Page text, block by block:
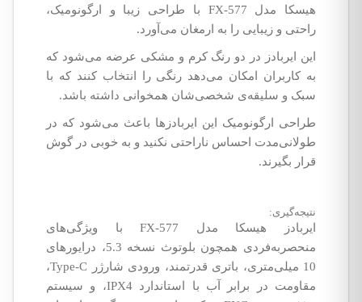
هیسکا مدل FX-577 با طراحی زیبا و ارگونومیک،
راحتی و زیبایی را به ارمغان می‌آورد.
این ایربادز در دو رنگ کرم و مشکی عرضه می‌شود که
به کاربران امکان می‌دهد رنگی را انتخاب کنند که با
سبک و سلیقه‌ی شخصی‌شان همخوانی داشته باشد.
طراحی ارگونومیک این ایربادزها باعث می‌شود که در
طولانی‌مدت احساس ناراحتی نکنید و به خوبی در گوش
قرار بگیرند.
نتیجه‌گیری:
ایربادز هیسکا مدل FX-577 با ویژگی‌های
منحصربه‌فردی همچون بلوتوث نسخه 5.3، درایورهای
10 میلی‌متری، باتری قدرتمند، ورودی شارژر Type-C،
مقاومت در برابر آب با استاندارد IPX4، و سیستم